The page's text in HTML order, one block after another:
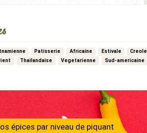
Patisserie Africaine Estivale
Creole
Thailandaise Vegetarienne Sud-americaine
épices par niveau de piquant